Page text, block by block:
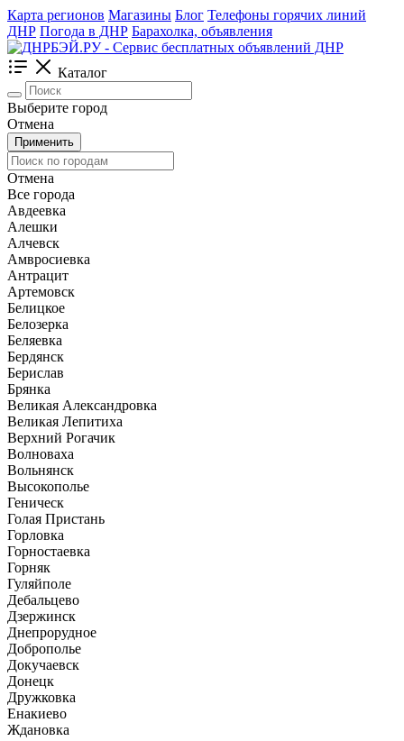
Карта регионов Магазины Блог Телефоны горячих линий
ДНР Погода в ДНР Барахолка, объявления
Каталог
Выберите город
Отмена
Применить
Отмена
Все города
Авдеевка
Алешки
Алчевск
Амвросиевка
Антрацит
Артемовск
Белицкое
Белозерка
Беляевка
Бердянск
Берислав
Брянка
Великая Александровка
Великая Лепитиха
Верхний Рогачик
Волноваха
Вольнянск
Высокополье
Геническ
Голая Пристань
Горловка
Горностаевка
Горняк
Гуляйполе
Дебальцево
Дзержинск
Днепрорудное
Доброполье
Докучаевск
Донецк
Дружковка
Енакиево
Ждановка